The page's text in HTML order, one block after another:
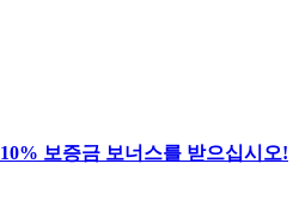
10% 보증금 보너스를 받으십시오!